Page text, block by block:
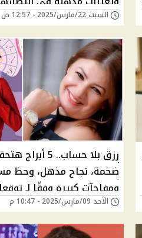
توقعات عبير فؤاد هل برجك
السبت 22/مارس/2025 - 12:57 ص
رزق بلا حساب.. 5
ضخمة، نجاح مذهل، وحظ
ومفاجآت كبيرة وفقًا لـ
|"برجك هيكون منهم؟"
الأحد 09/مارس/2025 - 10:47 م